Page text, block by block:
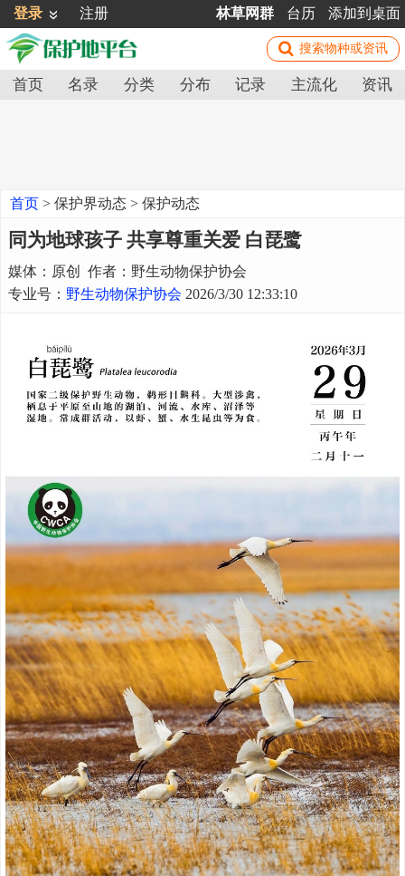
登录 注册 林草网群 台历 添加到桌面
首页 名录 分类 分布 记录 主流化 资讯
首页 > 保护界动态 > 保护动态
同为地球孩子 共享尊重关爱 白琵鹭
媒体：原创 作者：野生动物保护协会
专业号： 野生动物保护协会 2026/3/30 12:33:10